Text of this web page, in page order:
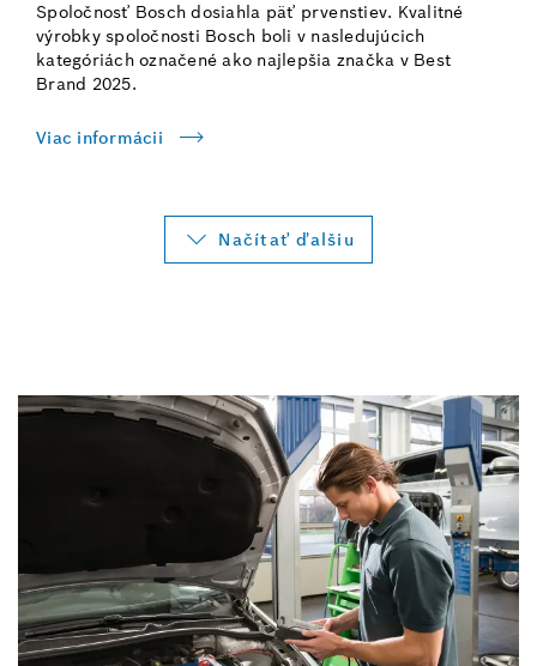
Spoločnosť Bosch dosiahla päť prvenstiev. Kvalitné
výrobky spoločnosti Bosch boli v nasledujúcich
kategóriách označené ako najlepšia značka v Best
Brand 2025.
Viac informácii
Načítať ďalšiu